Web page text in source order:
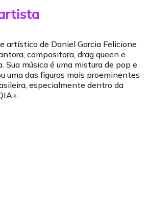
artístico de Daniel Garcia Felicione
compositora, drag queen e
Sua música é uma mistura de pop e
uma das figuras mais proeminentes
especialmente dentro da